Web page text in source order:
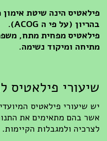
פילאטיס הינה שיטת
בהריון (על פי ה ACOG).
פילאטיס מפחית מתח,
מתיחה ומיקוד נשימה.
שיעורי פילאטיס
יש שיעורי פילאטיס
אשר בהם מתאימים את
לצרכיה ולמגבלות הקיימות.